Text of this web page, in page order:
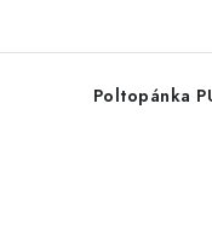
Poltopánka